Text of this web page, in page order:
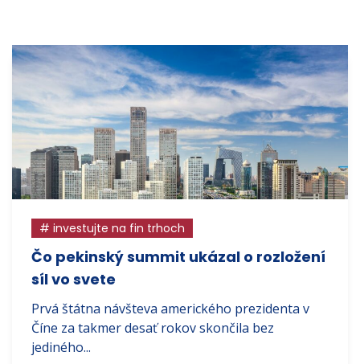
# investujte na fin trhoch
Čo pekinský summit ukázal o rozložení
síl vo svete
Prvá štátna návšteva amerického prezidenta v
Číne za takmer desať rokov skončila bez
jediného...